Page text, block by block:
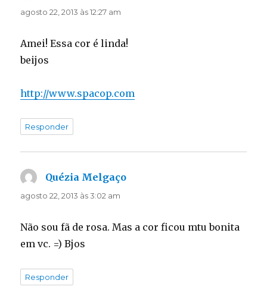
agosto 22, 2013 às 12:27 am
Amei! Essa cor é linda!
beijos
http://www.spacop.com
Responder
Quézia Melgaço
agosto 22, 2013 às 3:02 am
Não sou fã de rosa. Mas a cor ficou mtu bonita
em vc. =) Bjos
Responder